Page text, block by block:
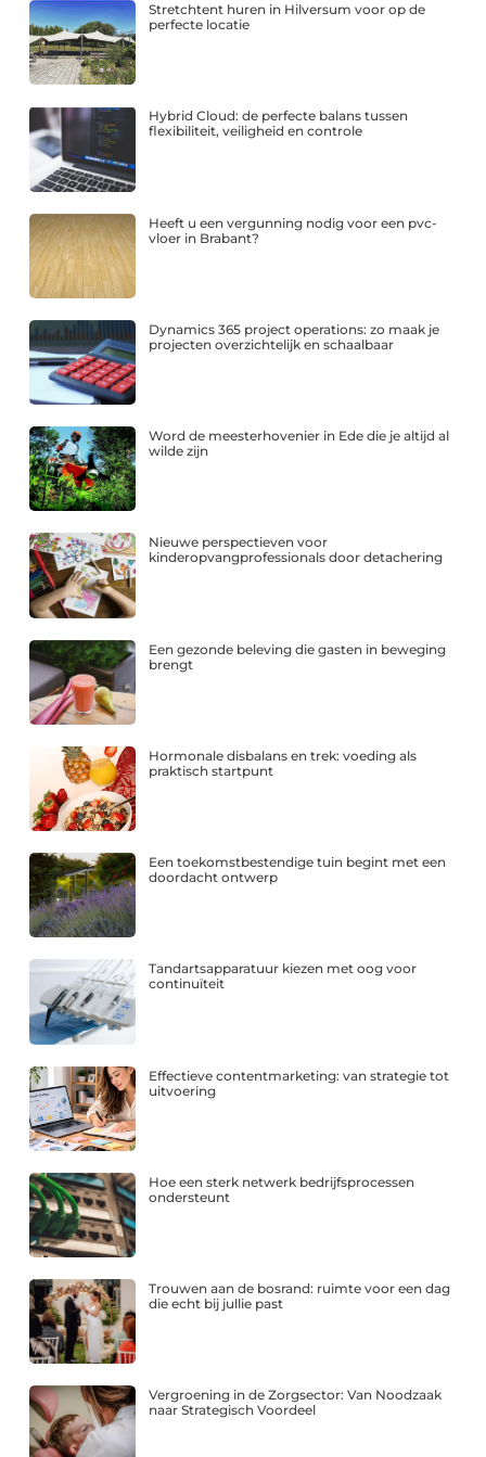
Stretchtent huren in Hilversum voor op de
perfecte locatie
Hybrid Cloud: de perfecte balans tussen
flexibiliteit, veiligheid en controle
Heeft u een vergunning nodig voor een pvc-
vloer in Brabant?
Dynamics 365 project operations: zo maak je
projecten overzichtelijk en schaalbaar
Word de meesterhovenier in Ede die je altijd al
wilde zijn
Nieuwe perspectieven voor
kinderopvangprofessionals door detachering
Een gezonde beleving die gasten in beweging
brengt
Hormonale disbalans en trek: voeding als
praktisch startpunt
Een toekomstbestendige tuin begint met een
doordacht ontwerp
Tandartsapparatuur kiezen met oog voor
continuïteit
Effectieve contentmarketing: van strategie tot
uitvoering
Hoe een sterk netwerk bedrijfsprocessen
ondersteunt
Trouwen aan de bosrand: ruimte voor een dag
die echt bij jullie past
Vergroening in de Zorgsector: Van Noodzaak
naar Strategisch Voordeel